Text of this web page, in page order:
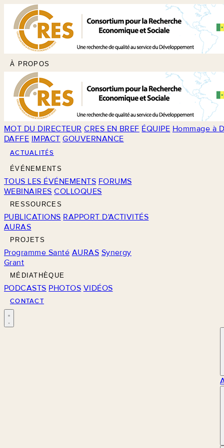
À PROPOS
MOT DU DIRECTEUR CRES EN BREF ÉQUIPE Hommage à
DAFFE IMPACT GOUVERNANCE
ACTUALITÉS
ÉVÉNEMENTS
TOUS LES ÉVÉNEMENTS FORUMS
WEBINAIRES COLLOQUES
RESSOURCES
PUBLICATIONS RAPPORT D'ACTIVITÉS
AURAS
PROJETS
Programme Santé AURAS Synergy
Grant
MÉDIATHÈQUE
PODCASTS PHOTOS VIDÉOS
CONTACT